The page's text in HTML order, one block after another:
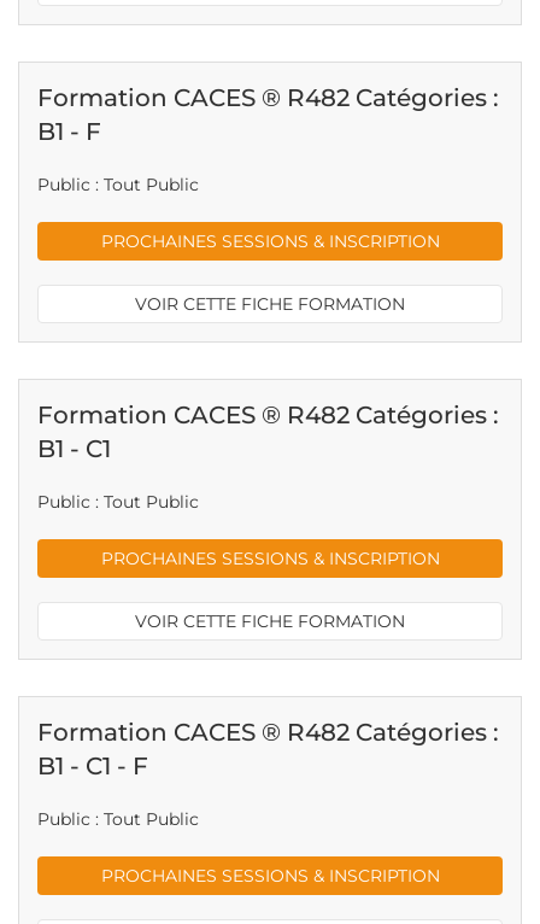
Formation CACES ® R482 Catégories :
B1 - F
Public : Tout Public
PROCHAINES SESSIONS & INSCRIPTION
VOIR CETTE FICHE FORMATION
Formation CACES ® R482 Catégories :
B1 - C1
Public : Tout Public
PROCHAINES SESSIONS & INSCRIPTION
VOIR CETTE FICHE FORMATION
Formation CACES ® R482 Catégories :
B1 - C1 - F
Public : Tout Public
PROCHAINES SESSIONS & INSCRIPTION